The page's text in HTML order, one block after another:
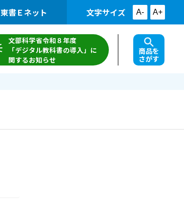
東書Ｅネット 文字サイズ A- A+
文部科学省令和８年度
「デジタル教科書の導入」に
関するお知らせ
商品を
さがす